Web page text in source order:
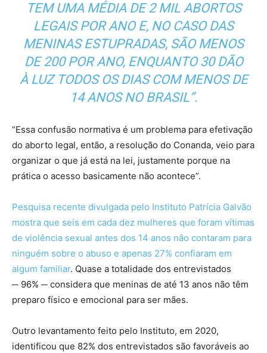
TEM UMA MÉDIA DE 2 MIL ABORTOS
LEGAIS POR ANO E, NO CASO DAS
MENINAS ESTUPRADAS, SÃO MENOS
DE 200 POR ANO, ENQUANTO 30 DÃO
À LUZ TODOS OS DIAS COM MENOS DE
14 ANOS NO BRASIL”.
“Essa confusão normativa é um problema para efetivação
do aborto legal, então, a resolução do Conanda, veio para
organizar o que já está na lei, justamente porque na
prática o acesso basicamente não acontece”.
Pesquisa recente divulgada pelo Instituto Patrícia Galvão
mostra que seis em cada dez mulheres que foram vítimas
de violência sexual antes dos 14 anos não contaram para
ninguém sobre o abuso e apenas 27% confiaram em
algum familiar. Quase a totalidade dos entrevistados
─ 96% ─ considera que meninas de até 13 anos não têm
preparo físico e emocional para ser mães.
Outro levantamento feito pelo Instituto, em 2020,
identificou que 82% dos entrevistados são favoráveis ao